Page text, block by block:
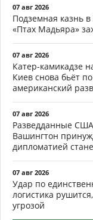
07 авг 2026
Подземная казнь
«Птах Мадьяра»
07 авг 2026
Катер-камикадзе
Киев снова бьёт
американский
07 авг 2026
Разведданные
Вашингтон
дипломатией
07 авг 2026
Удар по
логистика
угрозой